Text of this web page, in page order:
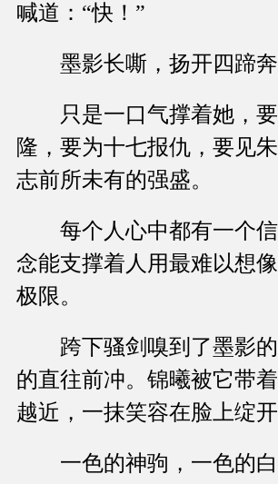
喊道：“快！”
墨影长嘶，扬开四蹄奔
只是一口气撑着她，要
隆，要为十七报仇，要见
志前所未有的强盛。
每个人心中都有一个信
念能支撑着人用最难以想
极限。
跨下骚剑嗅到了墨影的
的直往前冲。锦曦被它带
越近，一抹笑容在脸上绽开
一色的神驹，一色的白